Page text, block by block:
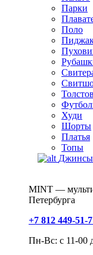
Парки
Поло
Худи
Шорты
Платья
Топы
Джинсы
MINT —
Петербурга
+7 812 449-51-
Пн-Вс: с 11-00